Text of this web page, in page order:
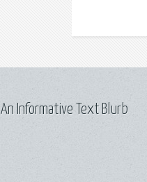
An Informative Text Blurb